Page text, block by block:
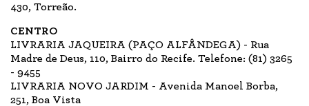
430, Torreão.
CENTRO
LIVRARIA JAQUEIRA (PAÇO ALFÂNDEGA) - Rua
Madre de Deus, 110, Bairro do Recife. Telefone: (81) 3265
- 9455
LIVRARIA NOVO JARDIM - Avenida Manoel Borba,
251, Boa Vista